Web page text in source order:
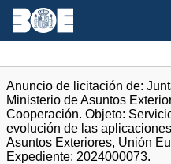
Anuncio de licitación de:
Ministerio de Asuntos
Cooperación. Objeto:
evolución de las
Asuntos Exteriores, Unión
Expediente: 2024000073.